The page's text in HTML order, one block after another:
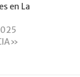
en La